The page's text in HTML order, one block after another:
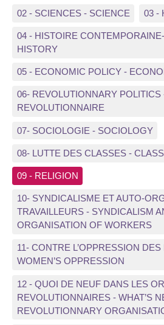
02 - SCIENCES - SCIENCE 03 -
04 - HISTOIRE
HISTORY
05 - ECONOMIC POLICY -
06- REVOLUTIONNARY POLITICS
REVOLUTIONNAIRE
07- SOCIOLOGIE - SOCIOLOGY
08- LUTTE DES CLASSES -
09 - RELIGION
10- SYNDICALISME ET AUTO-
TRAVAILLEURS - SYNDICALISM
ORGANISATION OF WORKERS
11- CONTRE L’OPPRESSION
WOMEN’S OPPRESSION
12 - QUOI DE NEUF DANS LES
REVOLUTIONNAIRES - WHAT’S
REVOLUTIONNARY